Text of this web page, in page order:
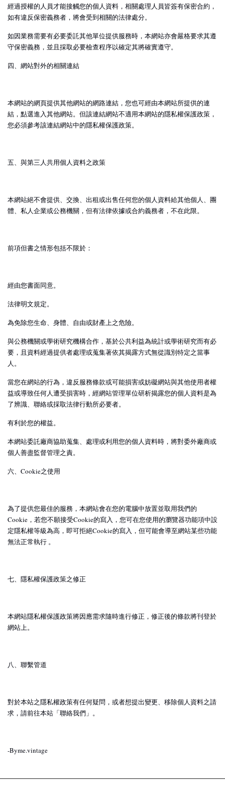
經過授權的人員才能接觸您的個人資料，相關處理人員皆簽有保密合約，
如有違反保密義務者，將會受到相關的法律處分。
如因業務需要有必要委託其他單位提供服務時，本網站亦會嚴格要求其遵
守保密義務，並且採取必要檢查程序以確定其將確實遵守。
四、網站對外的相關連結
本網站的網頁提供其他網站的網路連結，您也可經由本網站所提供的連
結，點選進入其他網站。但該連結網站不適用本網站的隱私權保護政策，
您必須參考該連結網站中的隱私權保護政策。
五、與第三人共用個人資料之政策
本網站絕不會提供、交換、出租或出售任何您的個人資料給其他個人、團
體、私人企業或公務機關，但有法律依據或合約義務者，不在此限。
前項但書之情形包括不限於：
經由您書面同意。
法律明文規定。
為免除您生命、身體、自由或財產上之危險。
與公務機關或學術研究機構合作，基於公共利益為統計或學術研究而有必
要，且資料經過提供者處理或蒐集著依其揭露方式無從識別特定之當事
人。
當您在網站的行為，違反服務條款或可能損害或妨礙網站與其他使用者權
益或導致任何人遭受損害時，經網站管理單位研析揭露您的個人資料是為
了辨識、聯絡或採取法律行動所必要者。
有利於您的權益。
本網站委託廠商協助蒐集、處理或利用您的個人資料時，將對委外廠商或
個人善盡監督管理之責。
六、Cookie之使用
為了提供您最佳的服務，本網站會在您的電腦中放置並取用我們的
Cookie，若您不願接受Cookie的寫入，您可在您使用的瀏覽器功能項中設
定隱私權等級為高，即可拒絕Cookie的寫入，但可能會導至網站某些功能
無法正常執行 。
七、隱私權保護政策之修正
本網站隱私權保護政策將因應需求隨時進行修正，修正後的條款將刊登於
網站上。
八、聯繫管道
對於本站之隱私權政策有任何疑問，或者想提出變更、移除個人資料之請
求，請前往本站「聯絡我們」。
-Byme.vintage